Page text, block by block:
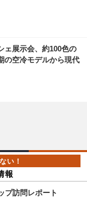
ェ展示会、約100色の
空冷モデルから現代
報
プ訪問レポート